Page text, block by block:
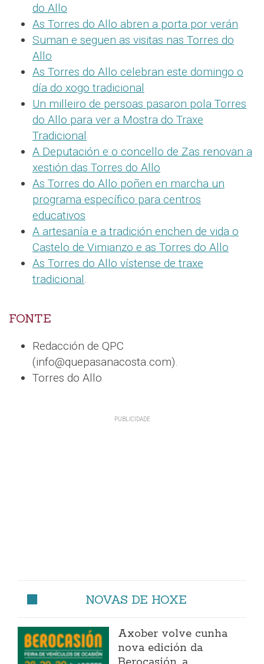
do Allo
As Torres do Allo abren a porta por verán
Suman e seguen as visitas nas Torres do
Allo
As Torres do Allo celebran este domingo o
día do xogo tradicional
Un milleiro de persoas pasaron pola Torres
do Allo para ver a Mostra do Traxe
Tradicional
A Deputación e o concello de Zas renovan a
xestión das Torres do Allo
As Torres do Allo poñen en marcha un
programa específico para centros
educativos
A artesanía e a tradición enchen de vida o
Castelo de Vimianzo e as Torres do Allo
As Torres do Allo vístense de traxe
tradicional
FONTE
Redacción de QPC
(info@quepasanacosta.com).
Torres do Allo
NOVAS DE HOXE
Axober volve cunha
nova edición da